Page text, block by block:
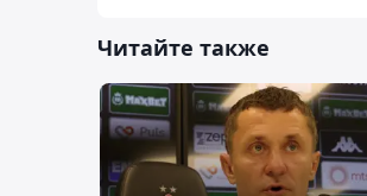
Читайте также